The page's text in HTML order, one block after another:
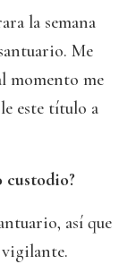
la semana
Me
momento me
este título a
custodio?
así que
vigilante.